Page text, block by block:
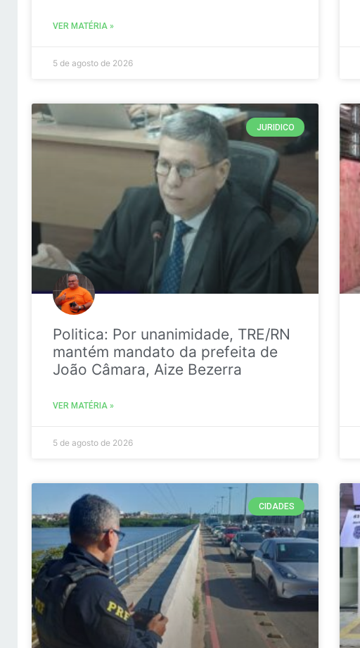
VER MATÉRIA »
5 de agosto de 2026
JURIDICO
Politica: Por unanimidade, TRE/RN
mantém mandato da prefeita de
João Câmara, Aize Bezerra
VER MATÉRIA »
5 de agosto de 2026
CIDADES